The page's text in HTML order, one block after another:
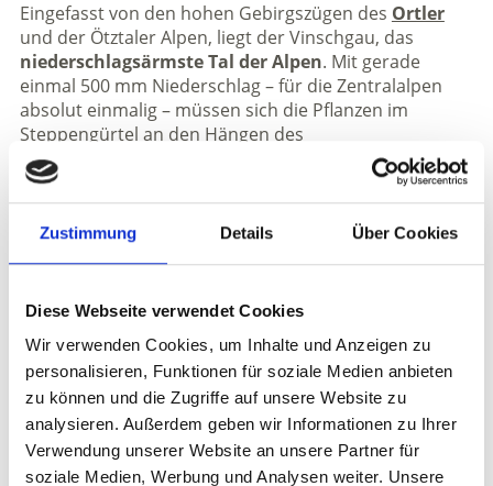
Zustimmung Details Über Cookies
Diese Webseite verwendet Cookies
Wir verwenden Cookies, um Inhalte und Anzeigen zu
personalisieren, Funktionen für soziale Medien anbieten
zu können und die Zugriffe auf unsere Website zu
analysieren. Außerdem geben wir Informationen zu Ihrer
Verwendung unserer Website an unsere Partner für
soziale Medien, Werbung und Analysen weiter. Unsere
Eingefasst von den hohen Gebirgszügen des Ortler
und der Ötztaler Alpen, liegt der Vinschgau, das
niederschlagsärmste Tal der Alpen. Mit gerade
einmal 500 mm Niederschlag – für die Zentralalpen
absolut einmalig – müssen sich die Pflanzen im
Steppengürtel an den Hängen des
sonnenexponierten
begnügen. Hier,
an den Hängen des Sonnenbergs erstrecken sich die
vormals gerodeten und wettergeschütztenkargen
Vinschger Leiten
Trockenrasengesellschaften mit Steppengräsern,
darüber hinaus eine gute Wasseraufnahme aber
geringe Wasserhaltefähigkeit. So findet sich hier eine
faszinierende und für den Alpenraumseltene Tier-
und Pflanzenwelt,die an große
Temperaturschwankungen und hohe
Bodentemperaturen im Sommer angepasst sind.